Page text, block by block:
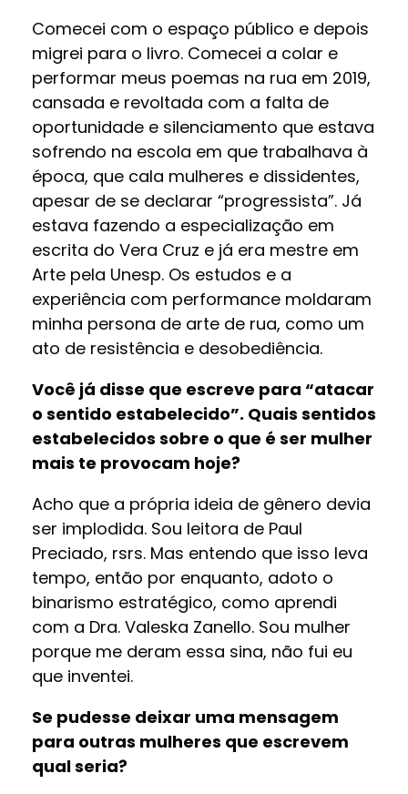
Comecei com o espaço público e depois
migrei para o livro. Comecei a colar e
performar meus poemas na rua em 2019,
cansada e revoltada com a falta de
oportunidade e silenciamento que estava
sofrendo na escola em que trabalhava à
época, que cala mulheres e dissidentes,
apesar de se declarar “progressista”. Já
estava fazendo a especialização em
escrita do Vera Cruz e já era mestre em
Arte pela Unesp. Os estudos e a
experiência com performance moldaram
minha persona de arte de rua, como um
ato de resistência e desobediência.
Você já disse que escreve para “atacar
o sentido estabelecido”. Quais sentidos
estabelecidos sobre o que é ser mulher
mais te provocam hoje?
Acho que a própria ideia de gênero devia
ser implodida. Sou leitora de Paul
Preciado, rsrs. Mas entendo que isso leva
tempo, então por enquanto, adoto o
binarismo estratégico, como aprendi
com a Dra. Valeska Zanello. Sou mulher
porque me deram essa sina, não fui eu
que inventei.
Se pudesse deixar uma mensagem
para outras mulheres que escrevem
qual seria?